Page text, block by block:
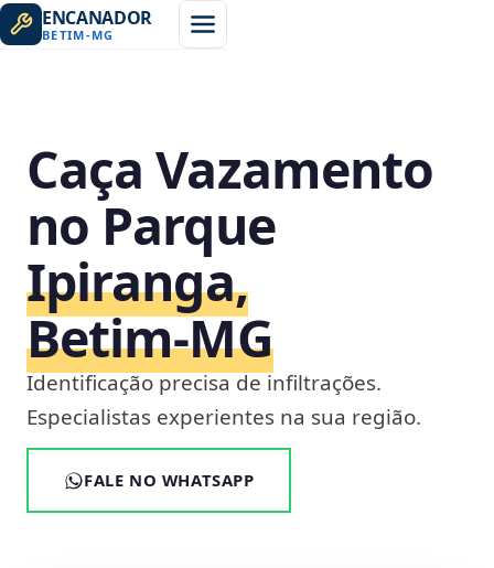
ENCANADOR
BETIM-MG
Caça Vazamento
no Parque
Ipiranga,
Betim‑MG
Identificação precisa de infiltrações.
Especialistas experientes na sua região.
FALE NO WHATSAPP